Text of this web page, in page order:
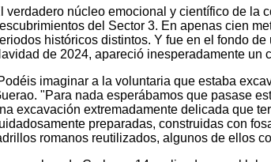
verdadero núcleo emocional y científico de la
del Sector 3. En apenas cien
históricos distintos. Y fue en el fondo
de 2024, apareció inesperadamente un
imaginar a la voluntaria que estaba
"Para nada esperábamos que pasase
excavación extremadamente delicada que
preparadas, construidas con
romanos reutilizados, algunos de ellos